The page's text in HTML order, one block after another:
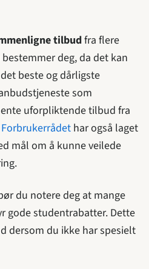
tilbudfra flere
deg, da det kan
beste og dårligste
som
uforpliktende tilbud fra
Forbrukerrådet har også laget
mål om å kunne veilede
du notere deg at mange
gode studentrabatter. Dette
dersom du ikke har spesielt